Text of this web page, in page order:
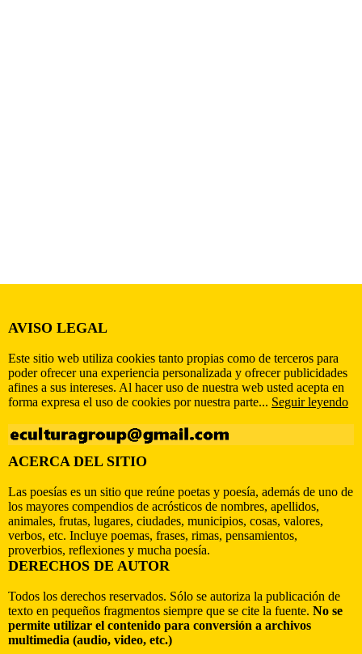
AVISO LEGAL
Este sitio web utiliza cookies tanto propias como de terceros para
poder ofrecer una experiencia personalizada y ofrecer publicidades
afines a sus intereses. Al hacer uso de nuestra web usted acepta en
forma expresa el uso de cookies por nuestra parte... Seguir leyendo
ACERCA DEL SITIO
Las poesías es un sitio que reúne poetas y poesía, además de uno de
los mayores compendios de acrósticos de nombres, apellidos,
animales, frutas, lugares, ciudades, municipios, cosas, valores,
verbos, etc. Incluye poemas, frases, rimas, pensamientos,
proverbios, reflexiones y mucha poesía.
DERECHOS DE AUTOR
Todos los derechos reservados. Sólo se autoriza la publicación de
texto en pequeños fragmentos siempre que se cite la fuente. No se
permite utilizar el contenido para conversión a archivos
multimedia (audio, video, etc.)